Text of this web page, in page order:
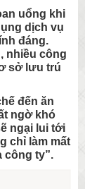
uổng khi
dịch vụ
đáng.
nhiều công
sở lưu trú
đến ăn
ngờ khó
ngại lui tới
chỉ làm mất
công ty”.